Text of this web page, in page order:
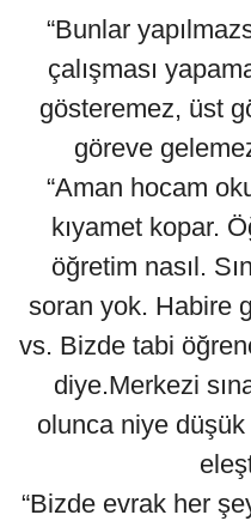
“Bunlar
çalışması
gösteremez, üst
göreve
“Aman hocam
kıyamet kopar.
öğretim nasıl.
soran yok. Habire
vs. Bizde tabi
diye.Merkezi
olunca niye
“Bizde evrak her